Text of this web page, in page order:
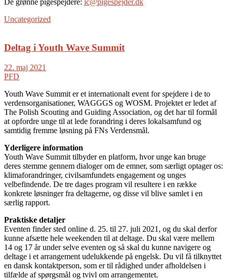
Uncategorized
Deltag i Youth Wave Summit
22. maj 2021
PFD
Youth Wave Summit er et internationalt event for spejdere i de to
verdensorganisationer, WAGGGS og WOSM. Projektet er ledet af
The Polish Scouting and Guiding Association, og det har til formål
at opfordre unge til at lede forandring i deres lokalsamfund og
samtidig fremme løsning på FNs Verdensmål.
Yderligere information
Youth Wave Summit tilbyder en platform, hvor unge kan bruge
deres stemme gennem dialoger om de emner, som særligt optager os:
klimaforandringer, civilsamfundets engagement og unges
velbefindende. De tre dages program vil resultere i en række
konkrete løsninger fra deltagerne, og disse vil blive samlet i en
særlig rapport.
Praktiske detaljer
Eventen finder sted online d. 25. til 27. juli 2021, og du skal derfor
kunne afsætte hele weekenden til at deltage. Du skal være mellem
14 og 17 år under selve eventen og så skal du kunne navigere og
deltage i et arrangement udelukkende på engelsk. Du vil få tilknyttet
en dansk kontaktperson, som er til rådighed under afholdelsen i
tilfælde af spørgsmål og tvivl om arrangementet.